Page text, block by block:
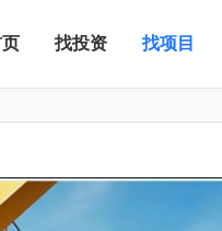
找投资 找项目